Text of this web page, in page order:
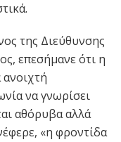
της Διεύθυνσης
επεσήμανε ότι η
ανοιχτή
να γνωρίσει
αθόρυβα αλλά
«η φροντίδα